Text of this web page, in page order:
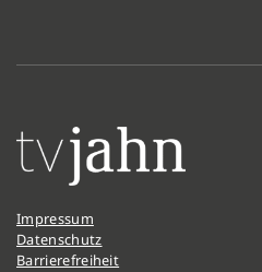
Impressum
Datenschutz
Barrierefreiheit